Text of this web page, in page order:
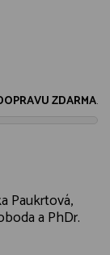
ZDARMA.
Paukrtová,
a PhDr.